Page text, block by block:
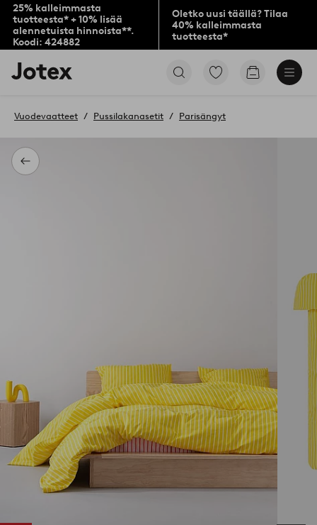
25% kalleimmasta
tuotteesta* + 10% lisää
alennetuista hinnoista**.
Koodi: 424882
Oletko uusi täällä? Tilaa
40% kalleimmasta
tuotteesta*
Jotex-
logo
aloitussivulle
Siirry
Siirry
Takaisin
Vuodevaatteet Pussilakanasetit Parisängyt